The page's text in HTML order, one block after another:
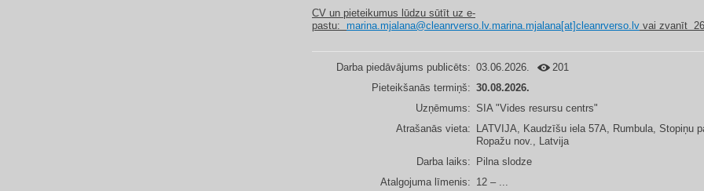
CV un pieteikumus lūdzu sūtīt uz e-
pastu: marina.mjalana@cleanrverso.lv.marina.mjalana[at]cleanrverso.lv vai zvanīt
Darba piedāvājums publicēts: 03.06.2026.
201
Pieteikšanās termiņš: 30.08.2026.
Uzņēmums: SIA "Vides resursu centrs"
Atrašanās vieta: LATVIJA, Kaudzīšu iela 57A, Rumbula, Stopiņu
Ropažu nov., Latvija
Darba laiks: Pilna slodze
Atalgojuma līmenis: 12 – ...